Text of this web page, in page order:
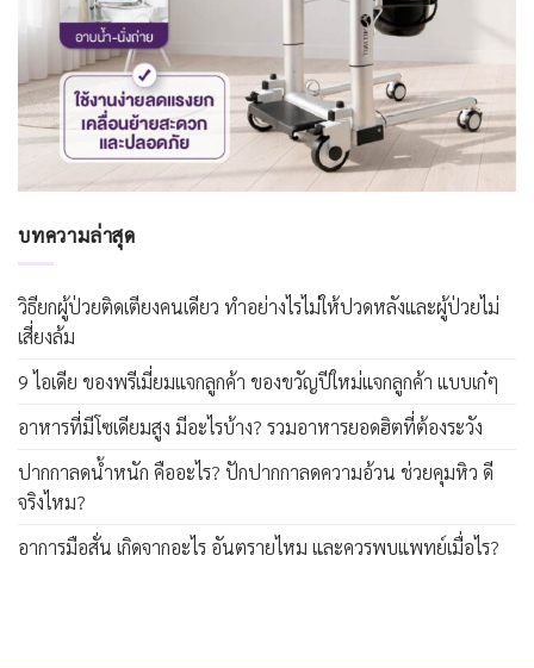
บทความล่าสุด
วิธียกผู้ป่วยติดเตียงคนเดียว ทำอย่างไรไม่ให้ปวดหลังและผู้ป่วยไม่
เสี่ยงล้ม
9 ไอเดีย ของพรีเมี่ยมแจกลูกค้า ของขวัญปีใหม่แจกลูกค้า แบบเก๋ๆ
อาหารที่มีโซเดียมสูง มีอะไรบ้าง? รวมอาหารยอดฮิตที่ต้องระวัง
ปากกาลดน้ำหนัก คืออะไร? ปักปากกาลดความอ้วน ช่วยคุมหิว ดี
จริงไหม?
อาการมือสั่น เกิดจากอะไร อันตรายไหม และควรพบแพทย์เมื่อไร?